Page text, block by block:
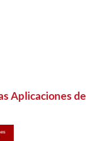
Aplicaciones de